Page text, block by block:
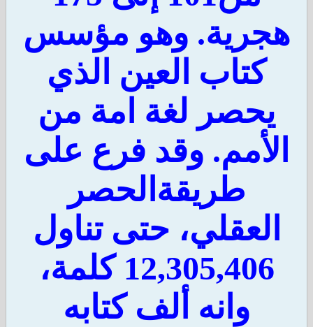
وهو مؤسس
كتاب العين الذي
يحصر لغة امة من
وقد فرع على
طريقةالحصر
حتى تناول
12,305,406 كلمة،
وانه ألف كتابه